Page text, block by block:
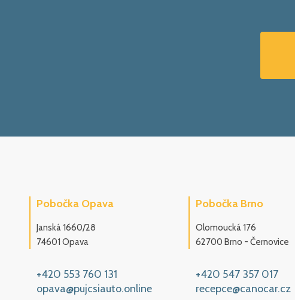
Pobočka Opava
Janská 1660/28
74601 Opava
+420 553 760 131
opava@pujcsiauto.online
Pobočka Brno
Olomoucká 176
62700 Brno - Černovice
+420 547 357 017
recepce@canocar.cz